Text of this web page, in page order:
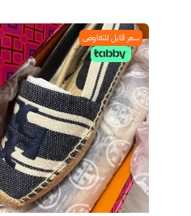
سعر قابل للتفاوض